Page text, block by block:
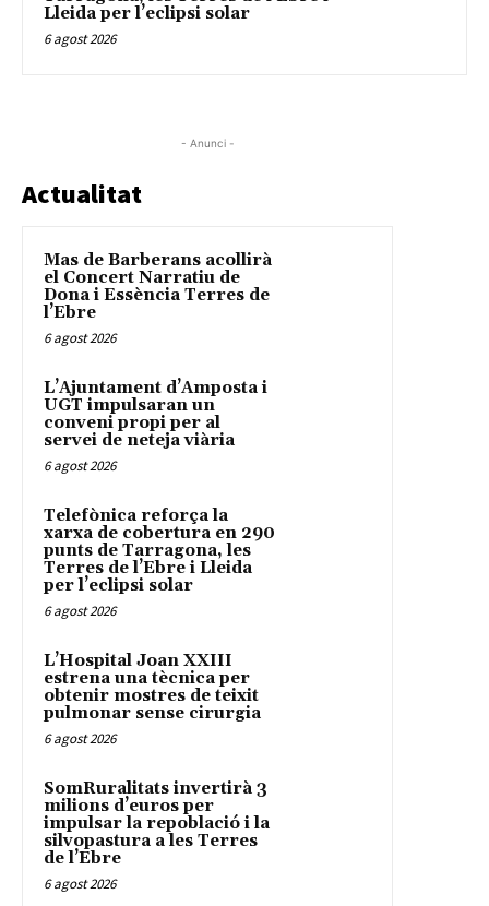
Lleida per l’eclipsi solar
6 agost 2026
- Anunci -
Actualitat
Mas de Barberans acollirà
el Concert Narratiu de
Dona i Essència Terres de
l’Ebre
6 agost 2026
L’Ajuntament d’Amposta i
UGT impulsaran un
conveni propi per al
servei de neteja viària
6 agost 2026
Telefònica reforça la
xarxa de cobertura en 290
punts de Tarragona, les
Terres de l’Ebre i Lleida
per l’eclipsi solar
6 agost 2026
L’Hospital Joan XXIII
estrena una tècnica per
obtenir mostres de teixit
pulmonar sense cirurgia
6 agost 2026
SomRuralitats invertirà 3
milions d’euros per
impulsar la repoblació i la
silvopastura a les Terres
de l’Ebre
6 agost 2026